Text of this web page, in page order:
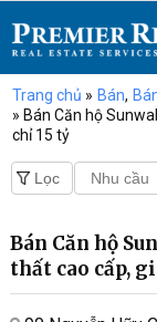
Trang chủ » Bán,
» Bán Căn hộ
chỉ 15 tỷ
Bán Căn hộ
thất cao cấp,